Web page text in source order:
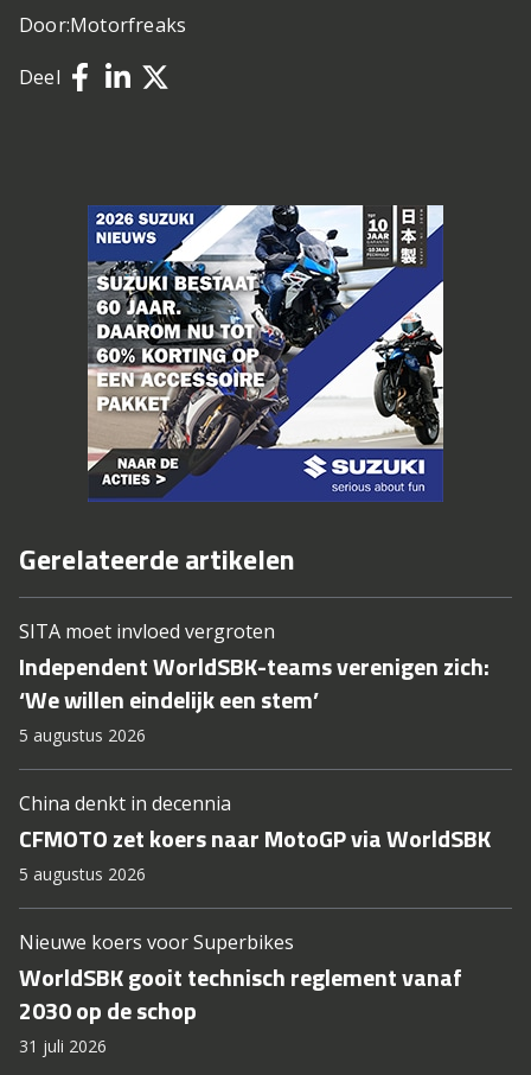
Door:Motorfreaks
Deel
Gerelateerde artikelen
SITA moet invloed vergroten
Independent WorldSBK-teams verenigen zich:
‘We willen eindelijk een stem’
5 augustus 2026
China denkt in decennia
CFMOTO zet koers naar MotoGP via WorldSBK
5 augustus 2026
Nieuwe koers voor Superbikes
WorldSBK gooit technisch reglement vanaf
2030 op de schop
31 juli 2026